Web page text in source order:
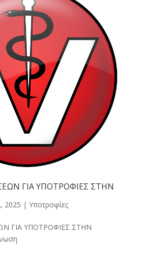
ΓΙΑ ΥΠΟΤΡΟΦΙΕΣ ΣΤΗΝ
2025 | Υποτροφίες
ΓΙΑ ΥΠΟΤΡΟΦΙΕΣ ΣΤΗΝ